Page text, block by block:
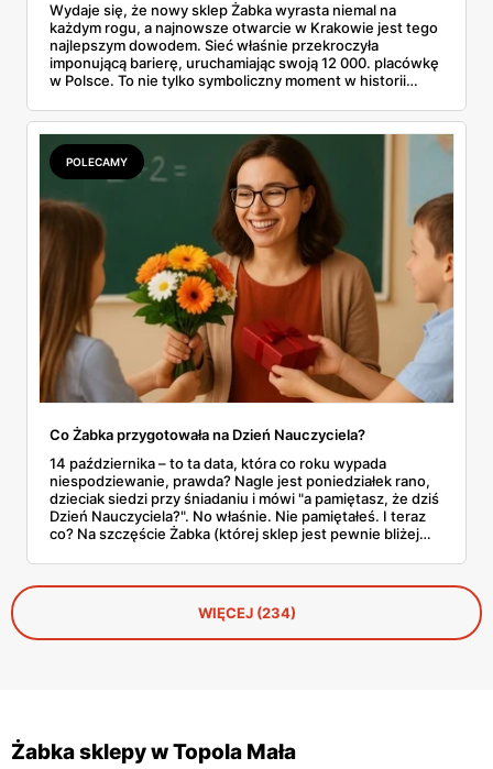
Wydaje się, że nowy sklep Żabka wyrasta niemal na
każdym rogu, a najnowsze otwarcie w Krakowie jest tego
najlepszym dowodem. Sieć właśnie przekroczyła
imponującą barierę, uruchamiając swoją 12 000. placówkę
w Polsce. To nie tylko symboliczny moment w historii
franczyzobiorców – Żabka przyspiesza i planuje otwierać
ponad tysiąc sklepów rocznie. Co to oznacza w praktyce
dla nas wszystkich?
POLECAMY
Co Żabka przygotowała na Dzień Nauczyciela?
14 października – to ta data, która co roku wypada
niespodziewanie, prawda? Nagle jest poniedziałek rano,
dzieciak siedzi przy śniadaniu i mówi "a pamiętasz, że dziś
Dzień Nauczyciela?". No właśnie. Nie pamiętałeś. I teraz
co? Na szczęście Żabka (której sklep jest pewnie bliżej
ofertę na tę okazję. Od Kit Kata za 7,50 zł po Ferrero za 33
złote. Sprawdzamy, co warto rzucić do koszyka, zanim
dotrze do ciebie, że znowu zapomniałeś o ważnym dniu.
WIĘCEJ (234)
Żabka sklepy w Topola Mała